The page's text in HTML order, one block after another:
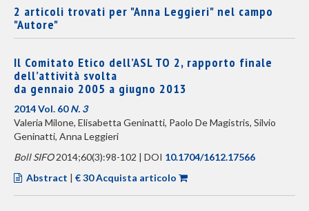
2 articoli trovati per "Anna Leggieri" nel campo
"Autore"
Il Comitato Etico dell’ASL TO 2, rapporto finale
dell’attività svolta
da gennaio 2005 a giugno 2013
2014 Vol. 60N. 3
Valeria Milone, Elisabetta Geninatti, Paolo De Magistris, Silvio
Geninatti, Anna Leggieri
Boll SIFO2014;60(3):98-102 | DOI 10.1704/1612.17566
Abstract | € 30 Acquista articolo